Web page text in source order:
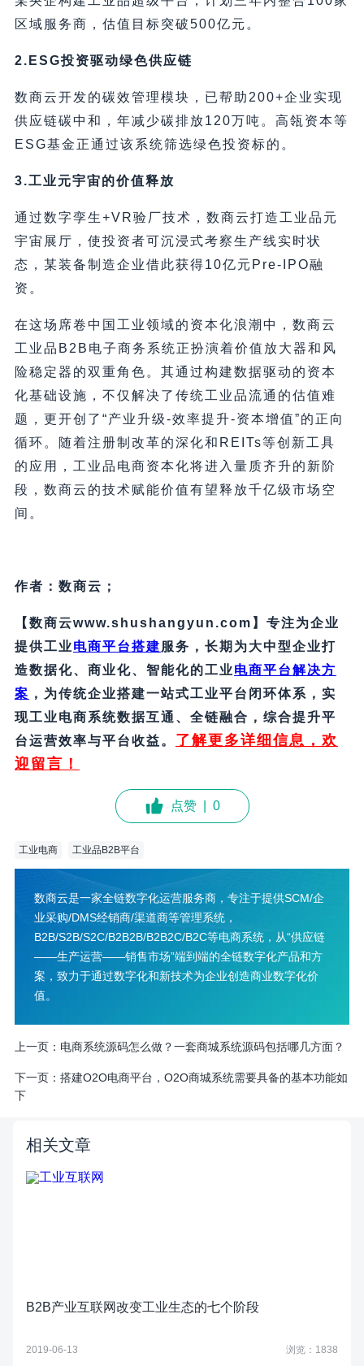
区域服务商，估值目标突破500亿元。
2.ESG投资驱动绿色供应链
数商云开发的碳效管理模块，已帮助200+企业实现
供应链碳中和，年减少碳排放120万吨。高瓴资本等
ESG基金正通过该系统筛选绿色投资标的。
3.工业元宇宙的价值释放
通过数字孪生+VR验厂技术，数商云打造工业品元
宇宙展厅，使投资者可沉浸式考察生产线实时状
态，某装备制造企业借此获得10亿元Pre-IPO融
资。
在这场席卷中国工业领域的资本化浪潮中，数商云
工业品B2B电子商务系统正扮演着价值放大器和风
险稳定器的双重角色。其通过构建数据驱动的资本
化基础设施，不仅解决了传统工业品流通的估值难
题，更开创了“产业升级-效率提升-资本增值”的正向
循环。随着注册制改革的深化和REITs等创新工具
的应用，工业品电商资本化将进入量质齐升的新阶
段，数商云的技术赋能价值有望释放千亿级市场空
间。
作者：数商云；
【数商云www.shushangyun.com】专注为企业
提供工业电商平台搭建服务，长期为大中型企业打
造数据化、商业化、智能化的工业电商平台解决方
案 ，为传统企业搭建一站式工业平台闭环体系，实
现工业电商系统数据互通、全链融合，综合提升平
台运营效率与平台收益。 了解更多详细信息，欢
迎留言！
点赞 0
工业电商 工业品B2B平台
数商云是一家全链数字化运营服务商，专注于提供SCM/企
业采购/DMS经销商/渠道商等管理系统，
B2B/S2B/S2C/B2B2B/B2B2C/B2C等电商系统，从“供应链
——生产运营——销售市场”端到端的全链数字化产品和方
案，致力于通过数字化和新技术为企业创造商业数字化价
值。
上一页： 电商系统源码怎么做？一套商城系统源码包括哪几方面？
下一页： 搭建O2O电商平台，O2O商城系统需要具备的基本功能如
下
相关文章
B2B产业互联网改变工业生态的七个阶段
2019-06-13 浏览：1838